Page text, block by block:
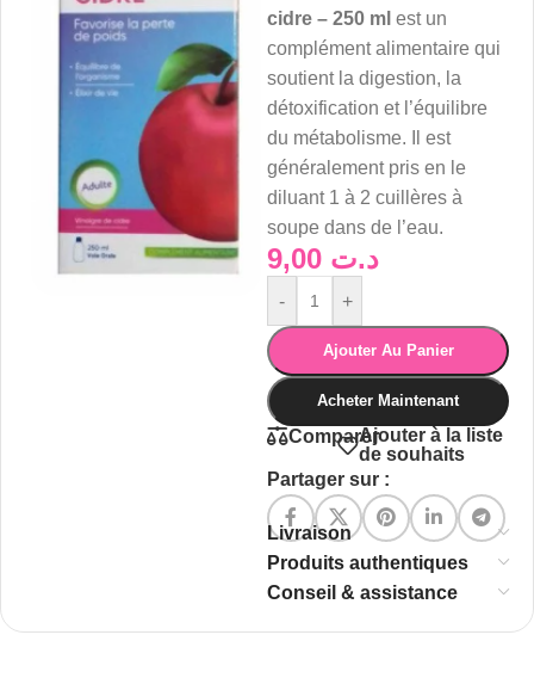
cidre – 250 ml est un
complément alimentaire qui
soutient la digestion, la
détoxification et l’équilibre
du métabolisme. Il est
généralement pris en le
diluant 1 à 2 cuillères à
soupe dans de l’eau.
د.ت
- +
Ajouter Au Panier
Acheter Maintenant
ComparerAjouter à la liste
de souhaits
Partager sur :
Livraison
Produits authentiques
Conseil & assistance